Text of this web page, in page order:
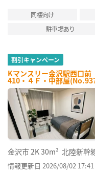
同棲向け
駐車場あり
割引キャンペーン
Kマンスリー金沢駅西口前
410・４Ｆ・中部屋
金沢市2K30m² 北陸新幹
情報更新日 2026/08/02 17:41